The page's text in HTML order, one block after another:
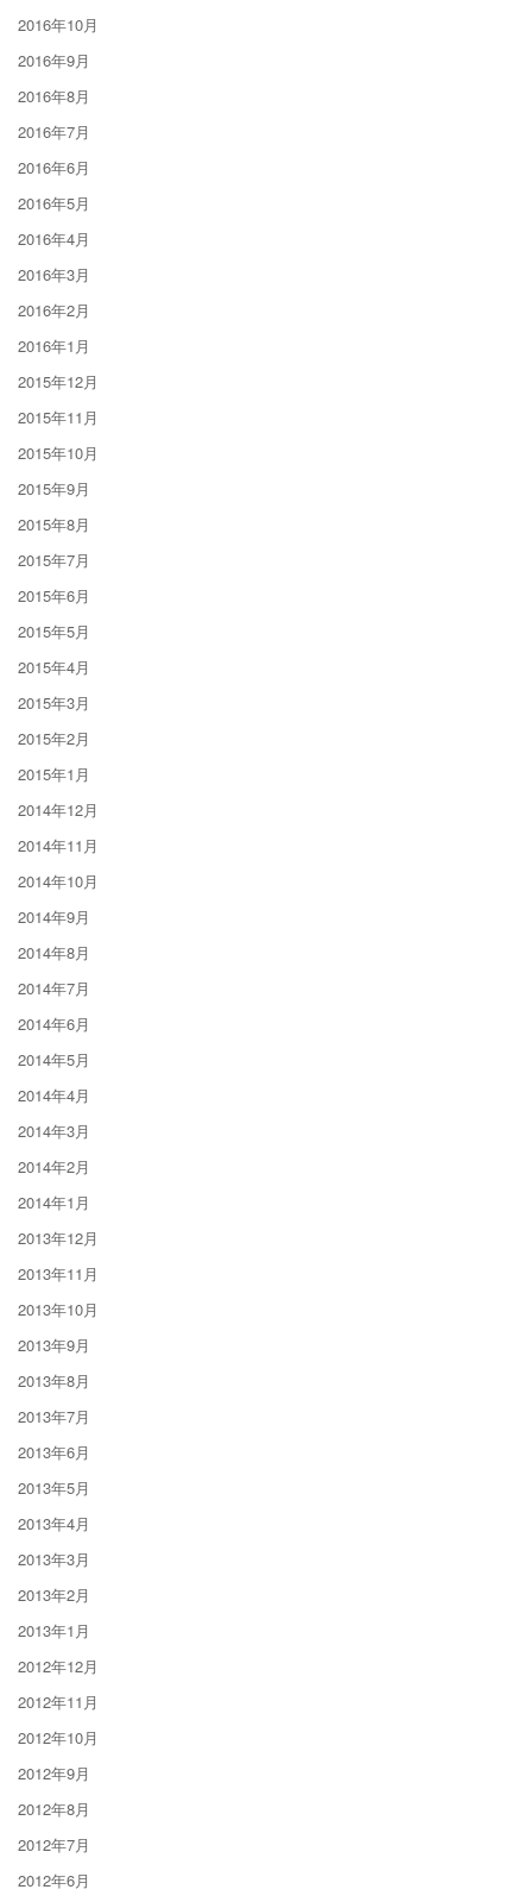
2016年10月
2016年9月
2016年8月
2016年7月
2016年6月
2016年5月
2016年4月
2016年3月
2016年2月
2016年1月
2015年12月
2015年11月
2015年10月
2015年9月
2015年8月
2015年7月
2015年6月
2015年5月
2015年4月
2015年3月
2015年2月
2015年1月
2014年12月
2014年11月
2014年10月
2014年9月
2014年8月
2014年7月
2014年6月
2014年5月
2014年4月
2014年3月
2014年2月
2014年1月
2013年12月
2013年11月
2013年10月
2013年9月
2013年8月
2013年7月
2013年6月
2013年5月
2013年4月
2013年3月
2013年2月
2013年1月
2012年12月
2012年11月
2012年10月
2012年9月
2012年8月
2012年7月
2012年6月